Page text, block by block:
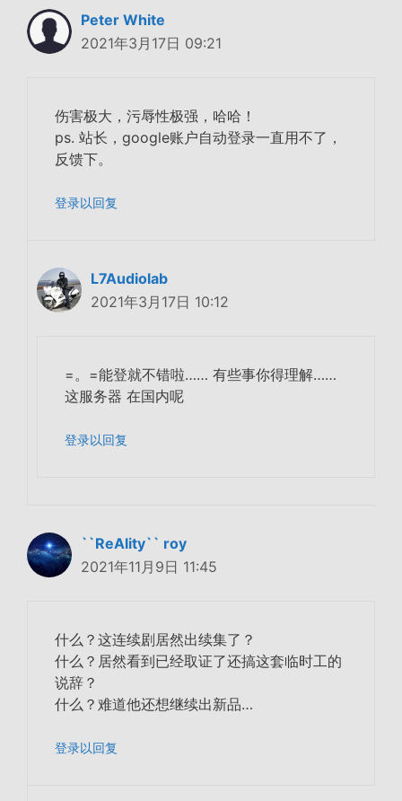
Peter White
2021年3月17日 09:21
伤害极大，污辱性极强，哈哈！
ps. 站长，google账户自动登录一直用不了，
反馈下。
登录以回复
L7Audiolab
2021年3月17日 10:12
=。=能登就不错啦…… 有些事你得理解……
这服务器 在国内呢
登录以回复
``ReAlity`` roy
2021年11月9日 11:45
什么？这连续剧居然出续集了？
什么？居然看到已经取证了还搞这套临时工的
说辞？
什么？难道他还想继续出新品…
登录以回复